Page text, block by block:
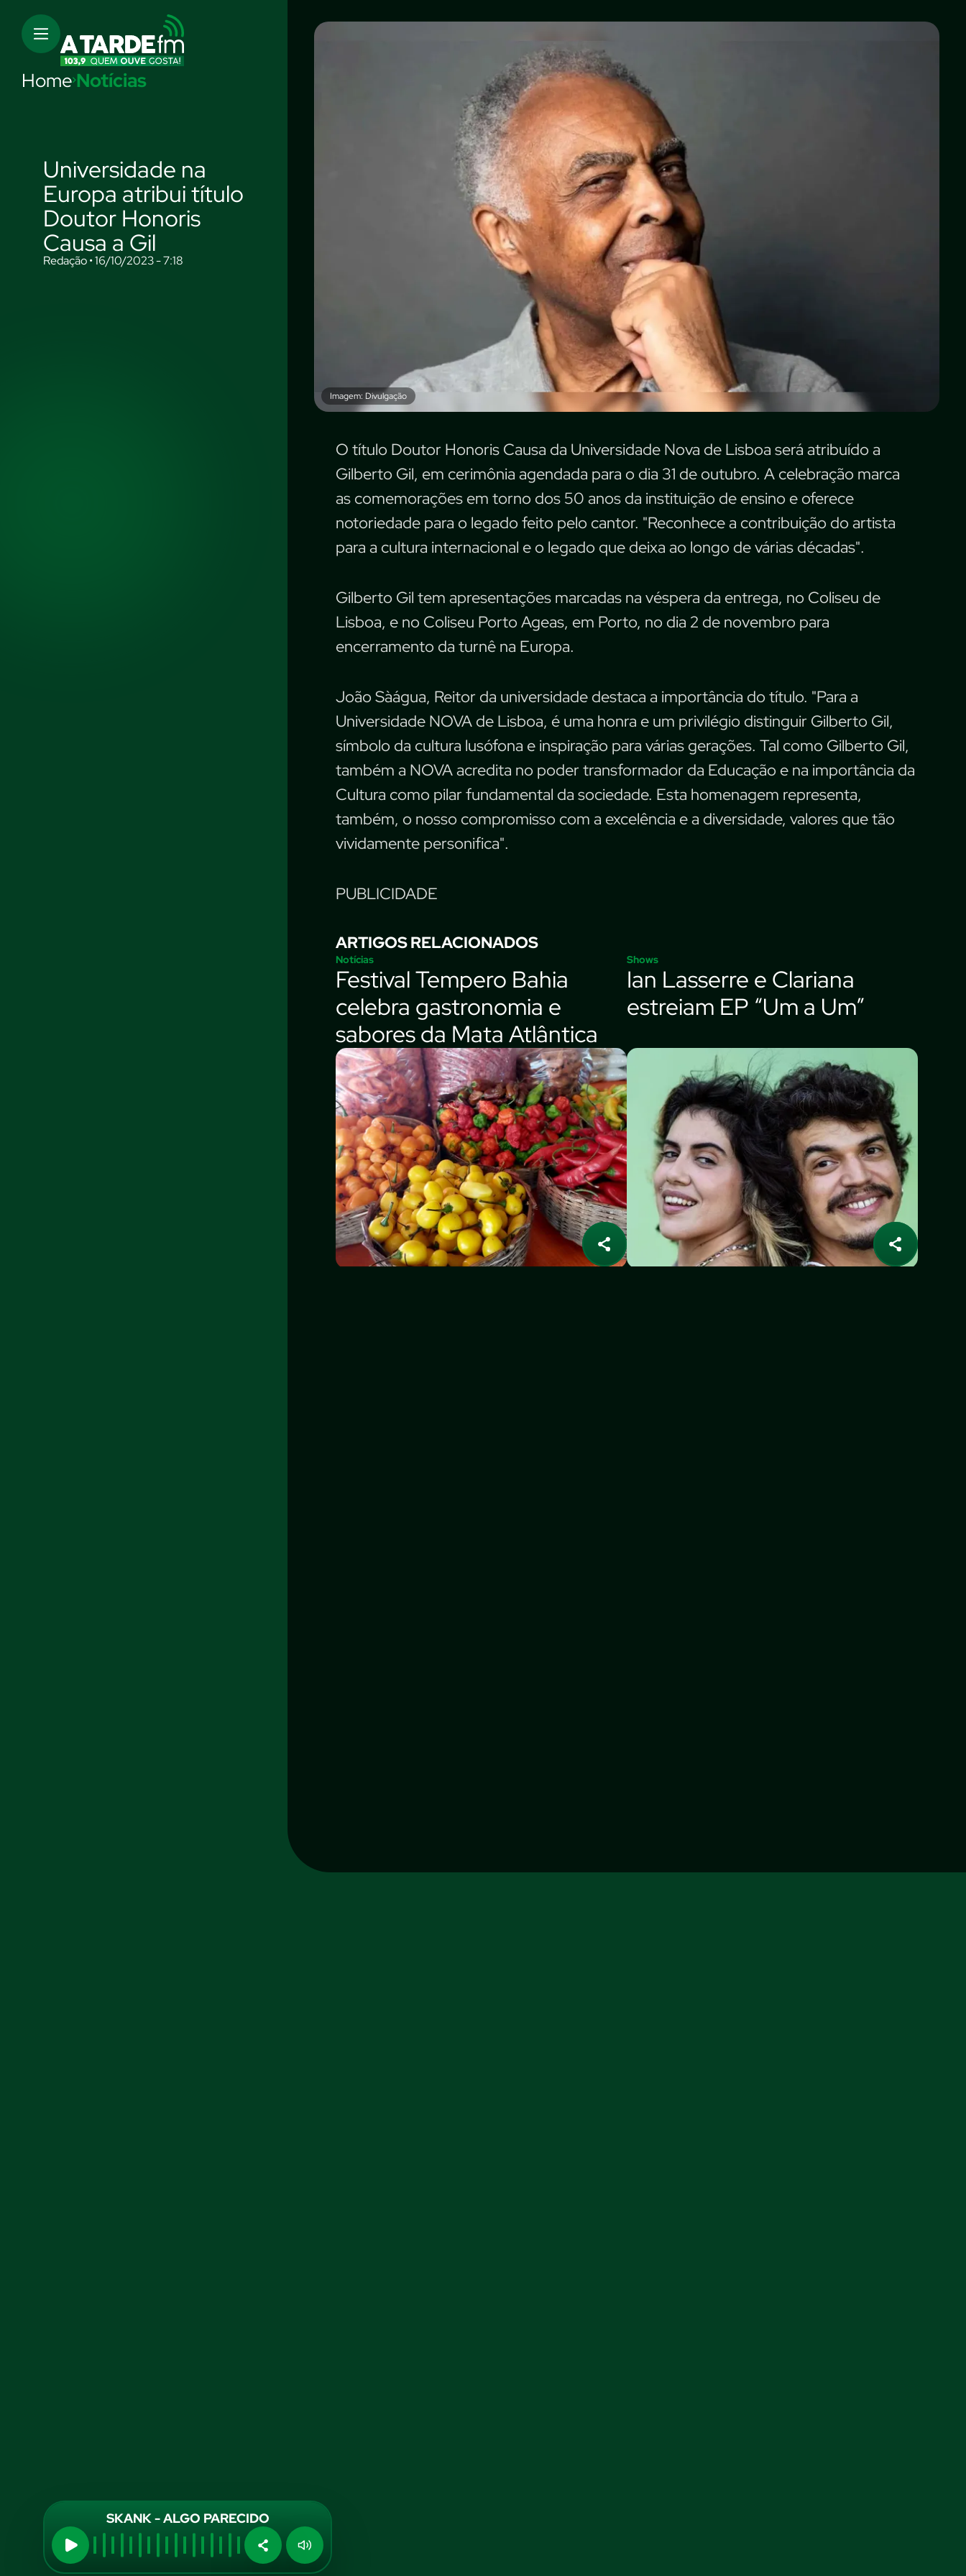
SKANK - ALGO PARECIDO
Home Notícias
Universidade na
Europa atribui título
Doutor Honoris
Causa a Gil
Redação • 16/10/2023 - 7:18
Imagem: Divulgação
O título Doutor Honoris Causa da Universidade Nova de Lisboa será atribuído a
Gilberto Gil, em cerimônia agendada para o dia 31 de outubro. A celebração marca
as comemorações em torno dos 50 anos da instituição de ensino e oferece
notoriedade para o legado feito pelo cantor. "Reconhece a contribuição do artista
para a cultura internacional e o legado que deixa ao longo de várias décadas".
Gilberto Gil tem apresentações marcadas na véspera da entrega, no Coliseu de
Lisboa, e no Coliseu Porto Ageas, em Porto, no dia 2 de novembro para
encerramento da turnê na Europa.
João Sàágua, Reitor da universidade destaca a importância do título. "Para a
Universidade NOVA de Lisboa, é uma honra e um privilégio distinguir Gilberto Gil,
símbolo da cultura lusófona e inspiração para várias gerações. Tal como Gilberto Gil,
também a NOVA acredita no poder transformador da Educação e na importância da
Cultura como pilar fundamental da sociedade. Esta homenagem representa,
também, o nosso compromisso com a excelência e a diversidade, valores que tão
vividamente personifica".
PUBLICIDADE
ARTIGOS RELACIONADOS
Notícias
Festival Tempero Bahia
celebra gastronomia e
sabores da Mata Atlântica
Shows
Ian Lasserre e Clariana
estreiam EP “Um a Um”